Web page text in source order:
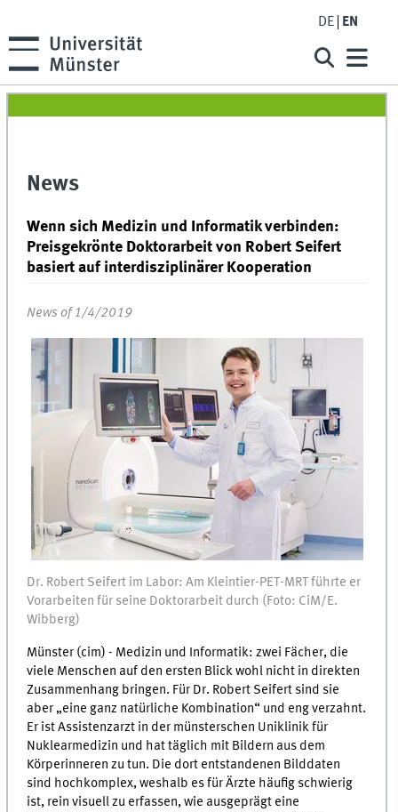
DE EN
News
Wenn sich Medizin und Informatik verbinden:
Preisgekrönte Doktorarbeit von Robert Seifert
basiert auf interdisziplinärer Kooperation
News of 1/4/2019
Dr. Robert Seifert im Labor: Am Kleintier-PET-MRT führte er
Vorarbeiten für seine Doktorarbeit durch (Foto: CiM/E.
Wibberg)
Münster (cim) - Medizin und Informatik: zwei Fächer, die
viele Menschen auf den ersten Blick wohl nicht in direkten
Zusammenhang bringen. Für Dr. Robert Seifert sind sie
aber „eine ganz natürliche Kombination“ und eng verzahnt.
Er ist Assistenzarzt in der münsterschen Uniklinik für
Nuklearmedizin und hat täglich mit Bildern aus dem
Körperinneren zu tun. Die dort entstandenen Bilddaten
sind hochkomplex, weshalb es für Ärzte häufig schwierig
ist, rein visuell zu erfassen, wie ausgeprägt eine